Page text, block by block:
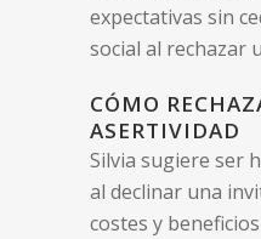
expectativas sin
social al rechazar
CÓMO
ASERTIVIDAD
Silvia sugiere ser
al declinar una
costes y